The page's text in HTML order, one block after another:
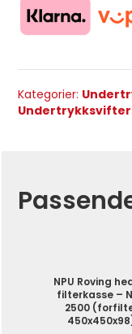
Kategorier:
Undertrykksvifter
NPU Roving
filterkasse –
2500